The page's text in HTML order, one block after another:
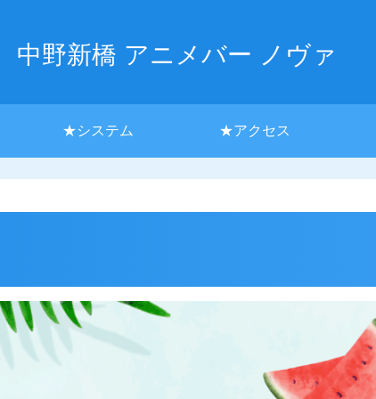
中野新橋 アニメバー ノヴァ
★システム ★アクセス